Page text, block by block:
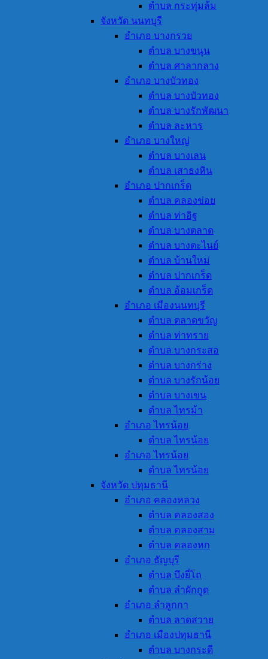
ตำบล กระทุ่มล้ม
จังหวัด นนทบุรี
อำเภอ บางกรวย
ตำบล บางขนุน
ตำบล ศาลากลาง
อำเภอ บางบัวทอง
ตำบล บางบัวทอง
ตำบล บางรักพัฒนา
ตำบล ละหาร
อำเภอ บางใหญ่
ตำบล บางเลน
ตำบล เสาธงหิน
อำเภอ ปากเกร็ด
ตำบล คลองข่อย
ตำบล ท่าอิฐ
ตำบล บางตลาด
ตำบล บางตะไนย์
ตำบล บ้านใหม่
ตำบล ปากเกร็ด
ตำบล อ้อมเกร็ด
อำเภอ เมืองนนทบุรี
ตำบล ตลาดขวัญ
ตำบล ท่าทราย
ตำบล บางกระสอ
ตำบล บางกร่าง
ตำบล บางรักน้อย
ตำบล บางเขน
ตำบล ไทรม้า
อำเภอ ไทรน้อย
ตำบล ไทรน้อย
อำเภอ ไทรน้อย
ตำบล ไทรน้อย
จังหวัด ปทุมธานี
อำเภอ คลองหลวง
ตำบล คลองสอง
ตำบล คลองสาม
ตำบล คลองหก
อำเภอ ธัญบุรี
ตำบล บึงยี่โถ
ตำบล ลำผักกูด
อำเภอ ลำลูกกา
ตำบล ลาดสวาย
อำเภอ เมืองปทุมธานี
ตำบล บางกระดี